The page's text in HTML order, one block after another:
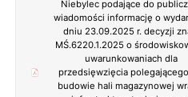
Niebylec podające do
wiadomości informację o
dniu 23.09.2025 r. decyzji
MŚ.6220.1.2025 o
uwarunkowaniach dla
przedsięwzięcia
budowie hali magazynowej